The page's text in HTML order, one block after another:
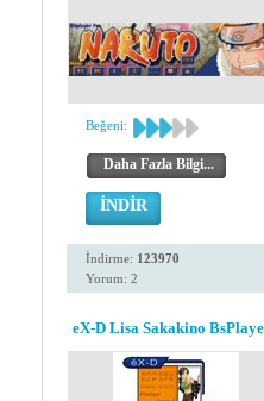
Beğeni:
Daha Fazla Bilgi...
İNDİR
İndirme: 123970
Yorum: 2
eX-D Lisa Sakakino